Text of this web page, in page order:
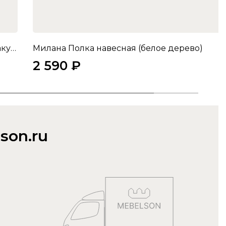
Милана Шкаф двухдверный (белое дерево/сакура) Милана Полка навесная (белое дерево)
2 590 ₽